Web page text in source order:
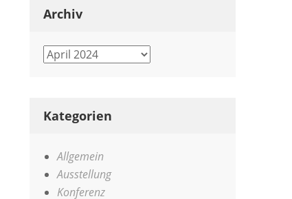
Archiv
Archiv
Kategorien
Allgemein
Ausstellung
Konferenz